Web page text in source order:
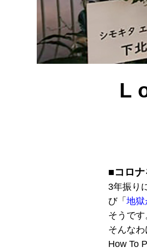
■コロ
3年振り
び「 地獄
そうです
そんな
How To